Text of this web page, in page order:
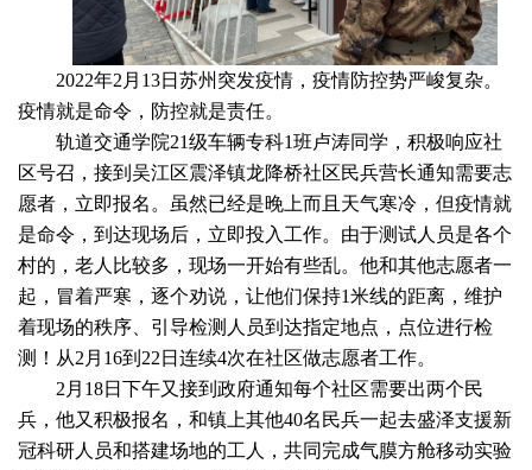
2022年2 月 13日苏州突发疫情，疫情防控势严峻复杂。
疫情就是命令，防控就是责任。
轨道交通学院21级车辆专科1班卢涛同学 ，积极响应社
区号召，接到吴江区震泽镇龙降桥社区民兵营长通知需要志
愿者，立即报名。虽然已经是晚上而且天气寒冷，但疫情就
是命令，到达现场后，立即投入工作。由于测试人员是各个
村的，老人比较多，现场一开始有些乱。他和其他志愿者一
起，冒着严寒，逐个劝说，让他们保持1米线的距离，维护
着现场的秩序、引导检测人员到达指定地点，点位进行检
测！从2 月 16到 22 日连续4次在社区做志愿者工作。
2 月 18日下午又接到政府通知每个社区需要出两个民
兵，他又积极报名，和镇上其他40名民兵一起去盛泽支援新
冠科研人员和搭建场地的工人，共同完成气膜方舱移动实验